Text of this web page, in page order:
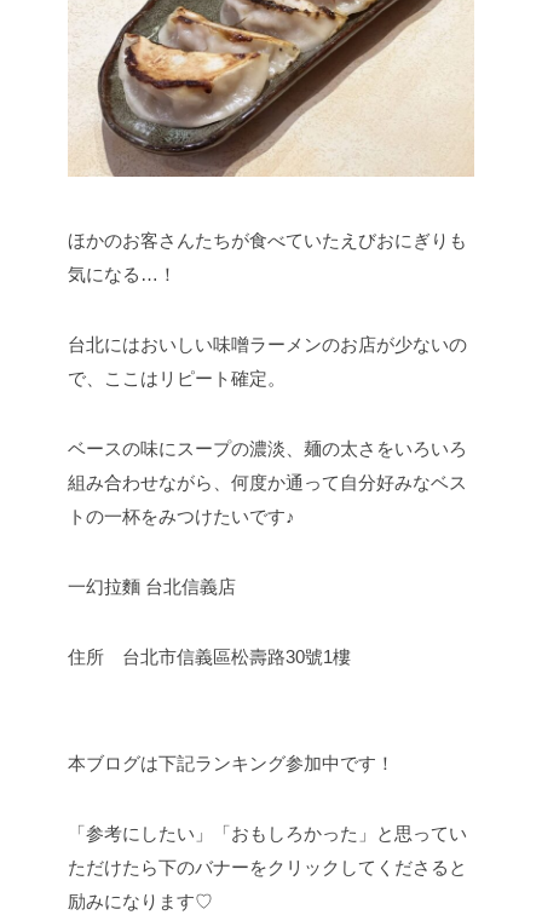
ほかのお客さんたちが食べていたえびおにぎりも
気になる…！
台北にはおいしい味噌ラーメンのお店が少ないの
で、ここはリピート確定。
ベースの味にスープの濃淡、麺の太さをいろいろ
組み合わせながら、何度か通って自分好みなベス
トの一杯をみつけたいです♪
一幻拉麵 台北信義店
住所 台北市信義區松壽路30號1樓
本ブログは下記ランキング参加中です！
「参考にしたい」「おもしろかった」と思ってい
ただけたら下のバナーをクリックしてくださると
励みになります♡